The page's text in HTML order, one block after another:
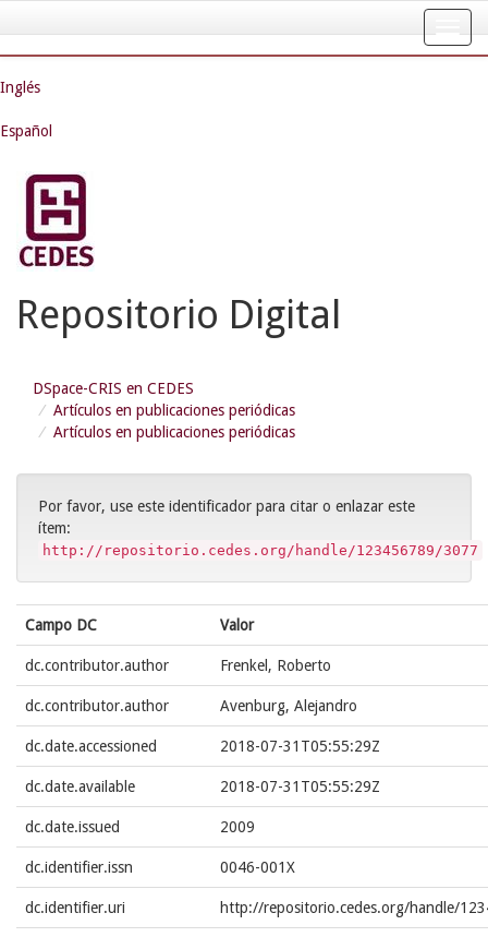
navigation
Inglés
Español
Repositorio Digital
DSpace-CRIS en CEDES
Artículos en publicaciones periódicas
Artículos en publicaciones periódicas
Por favor, use este identificador para citar o enlazar este
ítem:
http://repositorio.cedes.org/handle/123456789/3077
Campo DC Valor
dc.contributor.author Frenkel, Roberto
dc.contributor.author Avenburg, Alejandro
dc.date.accessioned 2018-07-31T05:55:29Z
dc.date.available 2018-07-31T05:55:29Z
dc.date.issued 2009
dc.identifier.issn 0046-001X
dc.identifier.uri http://repositorio.cedes.org/handle/